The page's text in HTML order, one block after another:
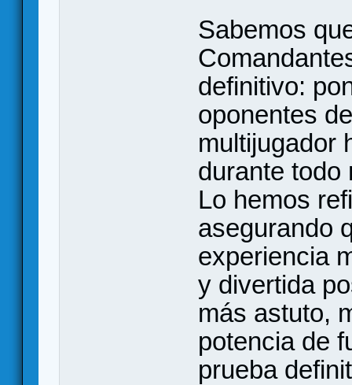
Sabemos
definitivo:
oponentes
multijugador
durante todo
Lo hemos
asegurando
experiencia
y divertida
más astuto,
potencia de
prueba